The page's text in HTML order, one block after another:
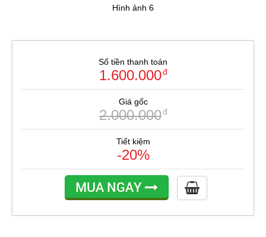
Hình ảnh 6
Số tiền thanh toán
1.600.000đ
Giá gốc
2.000.000đ
Tiết kiệm
-20%
MUA NGAY